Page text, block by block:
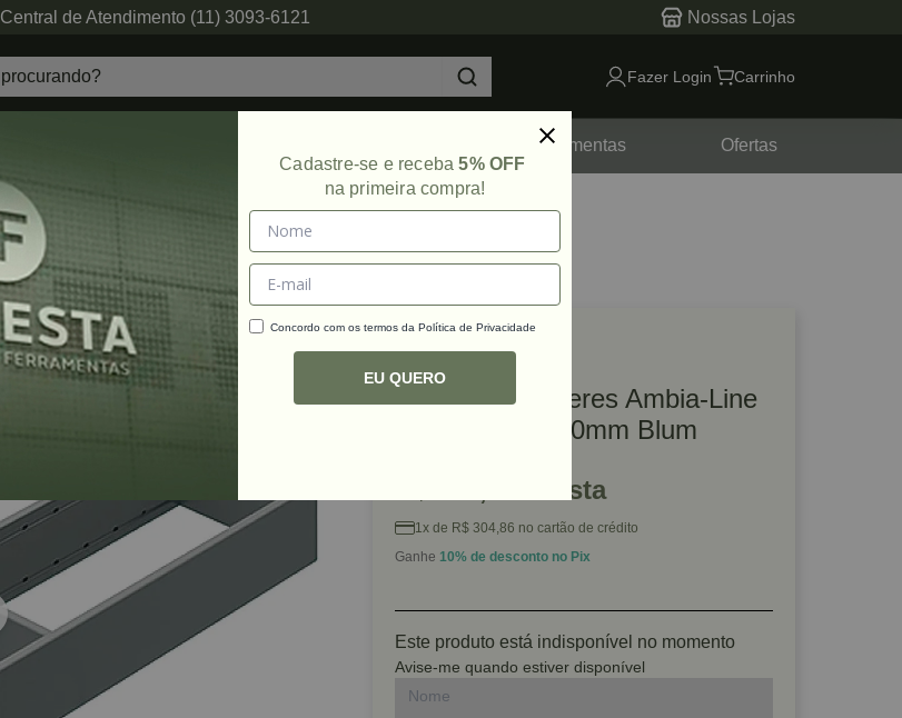
Central de Atendimento (11) 3093-6121 Nossas Lojas
Fazer Login Carrinho
Ferramentas Ofertas
Ref: 45819
Divisor de Talheres Ambia-Line
Cinza 472 x 100mm Blum
R$ 304,86 à vista
1x de R$ 304,86 no cartão de crédito
Ganhe 10% de desconto no Pix
Este produto está indisponível no momento
Avise-me quando estiver disponível
Cadastre-se e receba5% OFF
na primeira compra!
Concordo com os termos da Política de Privacidade
EU QUERO